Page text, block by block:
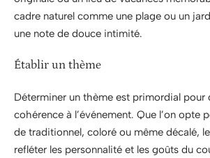
cadre naturel comme une plage ou un
une note de douce intimité.
Établir un thème
Déterminer un thème est primordial pour
cohérence à l’événement. Que l’on opte
de traditionnel, coloré ou même décalé,
refléter les personnalité et les goûts du